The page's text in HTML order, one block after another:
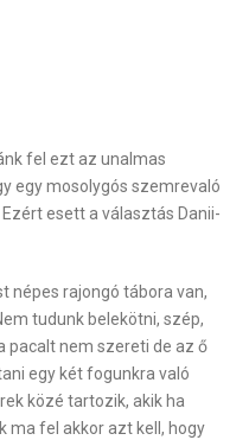
fel ezt az unalmas
egy mosolygós szemrevaló
esett a választás Danii-
népes rajongó tábora van,
tudunk belekötni, szép,
pacalt nem szereti de az ő
egy két fogunkra való
közé tartozik, akik ha
ma fel akkor azt kell, hogy